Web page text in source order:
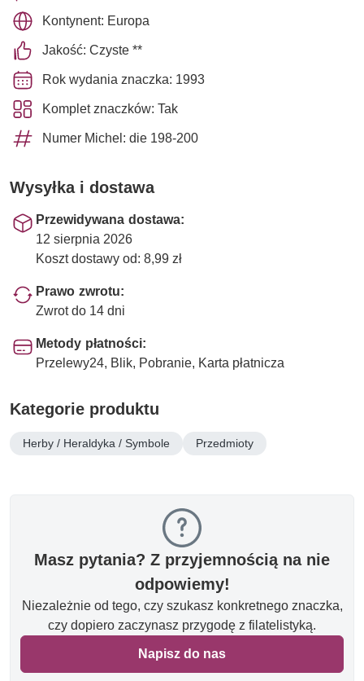
Kontynent: Europa
Jakość: Czyste **
Rok wydania znaczka: 1993
Komplet znaczków: Tak
Numer Michel: die 198-200
Wysyłka i dostawa
Przewidywana dostawa:
12 sierpnia 2026
Koszt dostawy od: 8,99 zł
Prawo zwrotu:
Zwrot do 14 dni
Metody płatności:
Przelewy24, Blik, Pobranie, Karta płatnicza
Kategorie produktu
Herby / Heraldyka / Symbole Przedmioty
Masz pytania? Z przyjemnością na nie
odpowiemy!
Niezależnie od tego, czy szukasz konkretnego znaczka,
czy dopiero zaczynasz przygodę z filatelistyką.
Napisz do nas